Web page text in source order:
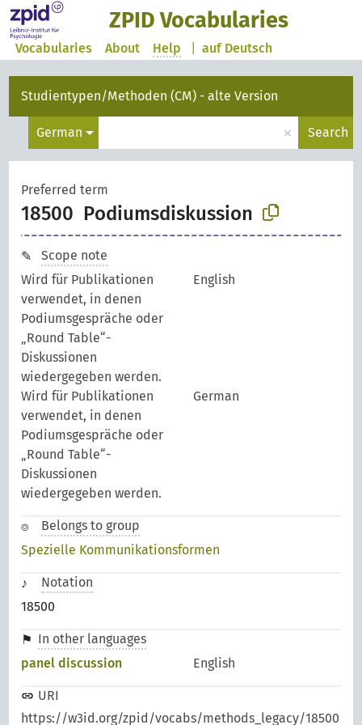
ZPID Vocabularies
auf Deutsch
Vocabularies About Help
Studientypen/Methoden (CM) - alte Version
German × Search
Preferred term
18500 Podiumsdiskussion
Scope note
Wird für Publikationen
verwendet, in denen
Podiumsgespräche oder
„Round Table“-
Diskussionen
wiedergegeben werden.
English
Wird für Publikationen
verwendet, in denen
Podiumsgespräche oder
„Round Table“-
Diskussionen
wiedergegeben werden.
German
Belongs to group
Spezielle Kommunikationsformen
Notation
18500
In other languages
panel discussion
English
URI
https://w3id.org/zpid/vocabs/methods_legacy/18500